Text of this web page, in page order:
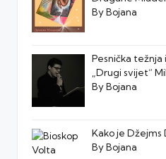
By Bojana
Pesnička težnja
„Drugi svijet“
By Bojana
Kako je Džejms
By Bojana